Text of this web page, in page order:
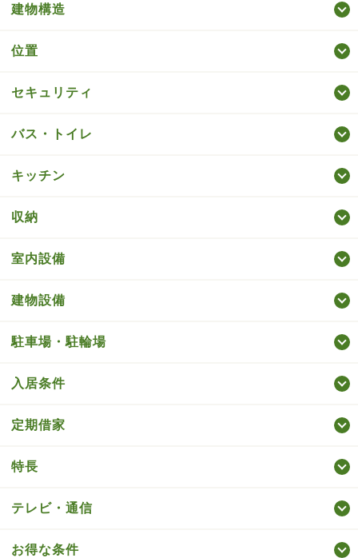
建物構造
位置
セキュリティ
バス・トイレ
キッチン
収納
室内設備
建物設備
駐車場・駐輪場
入居条件
定期借家
特長
テレビ・通信
お得な条件